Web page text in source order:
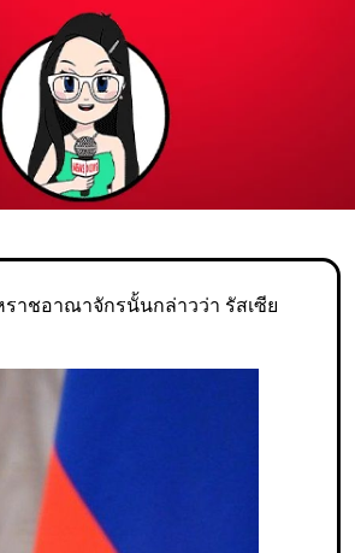
าชอาณาจักรนั้นกล่าวว่า รัสเซีย